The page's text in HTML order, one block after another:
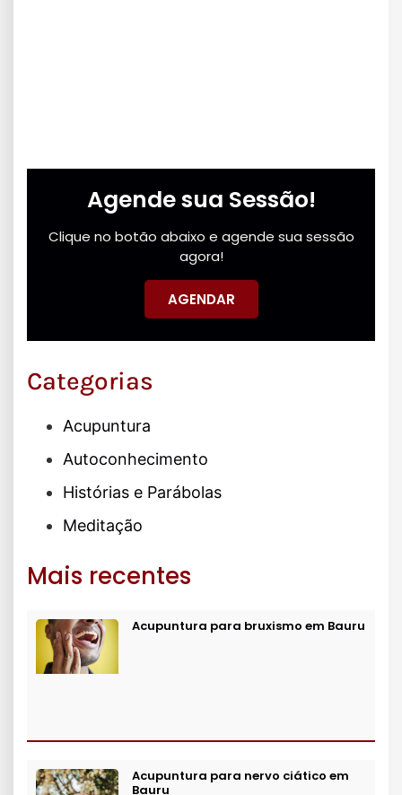
Agende sua Sessão!
Clique no botão abaixo e agende sua sessão
agora!
AGENDAR
Categorias
Acupuntura
Autoconhecimento
Histórias e Parábolas
Meditação
Mais recentes
Acupuntura para bruxismo em Bauru
Acupuntura para nervo ciático em
Bauru